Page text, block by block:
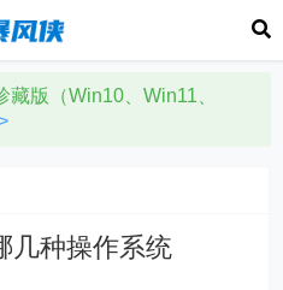
版（Win10、Win11、
几种操作系统